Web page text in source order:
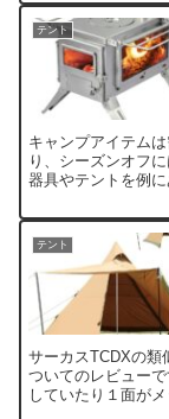
テント
キャンプアイテム
り、シーズンオフ
器具やテントを例
テント
サーカスTCDXの類
ついてのレビュー
していたり１面が